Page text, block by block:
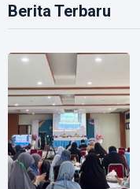
Berita Terbaru